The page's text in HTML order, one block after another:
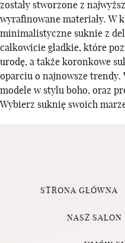
zostały stworzone z
wyrafinowane materiały. W
minimalistyczne suknie z
całkowicie gładkie, które
urodę, a także koronkowe
oparciu o najnowsze trendy.
modele w stylu boho, oraz
Wybierz suknię swoich
STRONA GŁÓWNA
NASZ SALON